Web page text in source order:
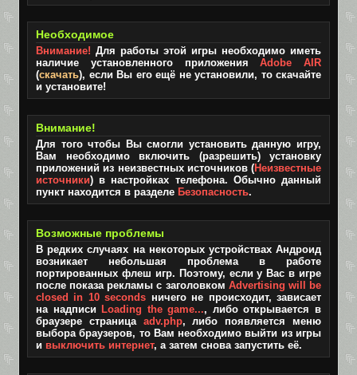
Необходимое
Внимание! Для работы этой игры необходимо иметь
наличие установленного приложенияAdobe AIR
(скачать), если Вы его ещё не установили, то скачайте
и установите!
Внимание!
Для того чтобы Вы смогли установить данную игру,
Вам необходимо включить (разрешить) установку
приложений из неизвестных источников (Неизвестные
источники) в настройках телефона. Обычно данный
пункт находится в разделе Безопасность.
Возможные проблемы
В редких случаях на некоторых устройствах Андроид
возникает небольшая проблема в работе
портированных флеш игр. Поэтому, если у Вас в игре
после показа рекламы с заголовком Advertising will be
closed in 10 seconds ничего не происходит, зависает
на надписи Loading the game..., либо открывается в
браузере страница adv.php, либо появляется меню
выбора браузеров, то Вам необходимо выйти из игры
и выключить интернет, а затем снова запустить её.